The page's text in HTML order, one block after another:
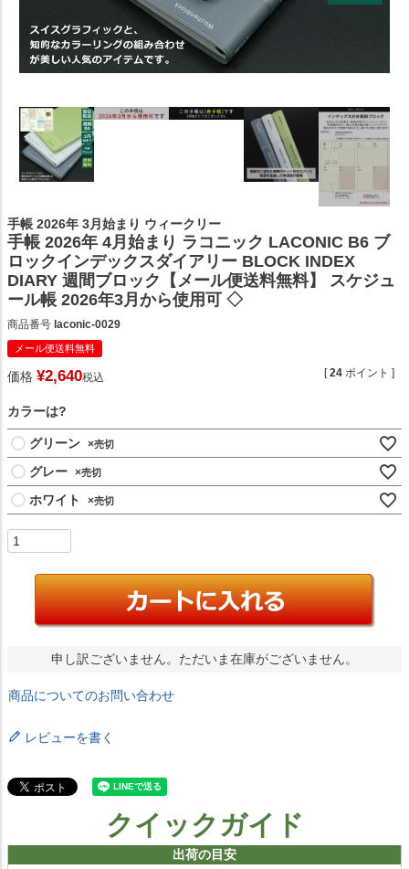
手帳 2026年 3月始まり ウィークリー
手帳 2026年 4月始まり ラコニック LACONIC B6 ブ
ロックインデックスダイアリー BLOCK INDEX
DIARY 週間ブロック【メール便送料無料】 スケジュ
ール帳 2026年3月から使用可 ◇
商品番号 laconic-0029
メール便送料無料
価格 ¥2,640税込 [24 ポイント ]
カラーは?
グリーン ×
グレー ×
ホワイト ×
申し訳ございません。ただいま在庫がございません。
商品についてのお問い合わせ
レビューを書く
クイックガイド
出荷の目安